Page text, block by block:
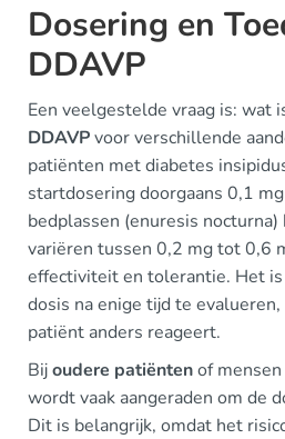
Dosering en
DDAVP
Een veelgestelde vraag is: wat
DDAVPvoor verschillende
patiënten met diabetes
startdosering doorgaans 0,1
bedplassen (enuresis nocturna)
variëren tussen 0,2 mg tot 0,6
effectiviteit en tolerantie. Het
dosis na enige tijd te
patiënt anders reageert.
Bijoudere patiëntenof
wordt vaak aangeraden om de
Dit is belangrijk, omdat het